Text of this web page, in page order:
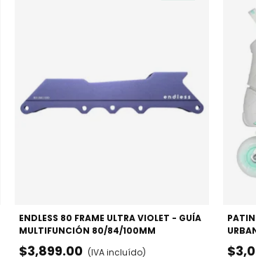
ENDLESS 80 FRAME ULTRA VIOLET - GUÍA
MULTIFUNCIÓN 80/84/100MM
$3,899.00 (IVA incluído)